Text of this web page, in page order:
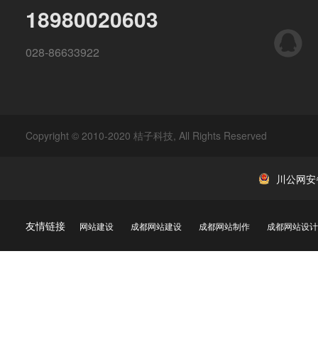
18980020603
028-86633922
QQ
Copyright © 2010-2020 桔子科技, All Rights Reserved
川公网
友情链接 网站建设 成都网站建设 成都网站制作 成都网站设计